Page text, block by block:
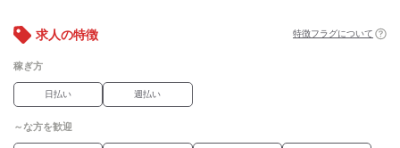
求人の特徴 特徴フラグについて
稼ぎ方
日払い 週払い
～な方を歓迎